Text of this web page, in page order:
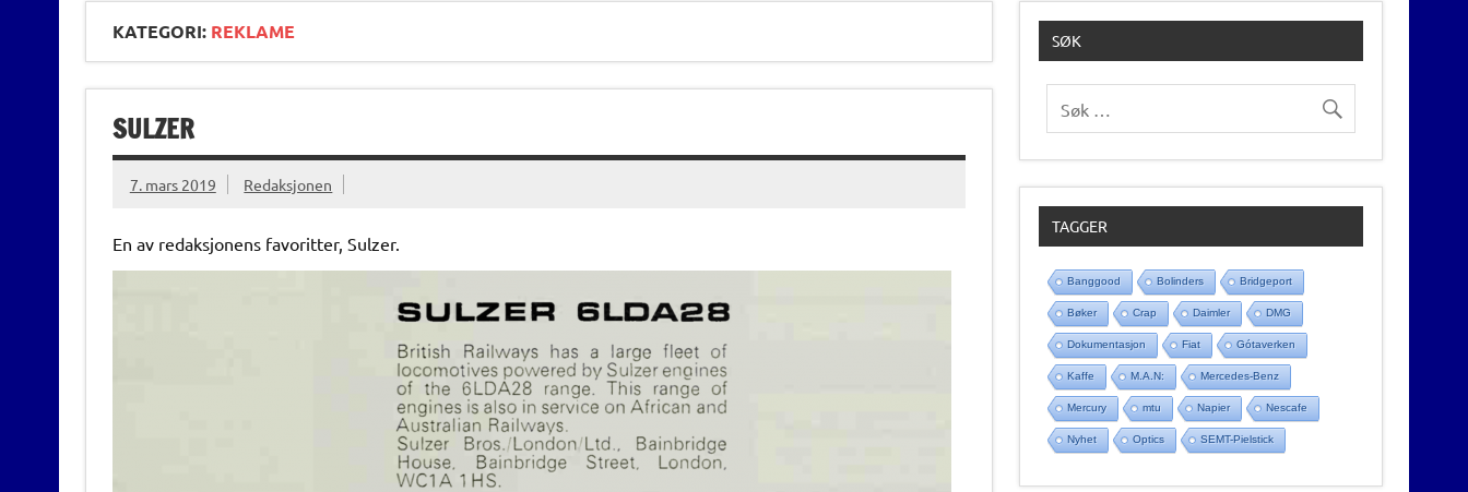
KATEGORI: REKLAME
SULZER
7. mars 2019 Redaksjonen
En av redaksjonens favoritter, Sulzer.
SØK
TAGGER
Banggood Bolinders Bridgeport
Bøker Crap Daimler DMG
Dokumentasjon Fiat Gótaverken
Kaffe M.A.N: Mercedes-Benz
Mercury mtu Napier Nescafe
Nyhet Optics SEMT-Pielstick